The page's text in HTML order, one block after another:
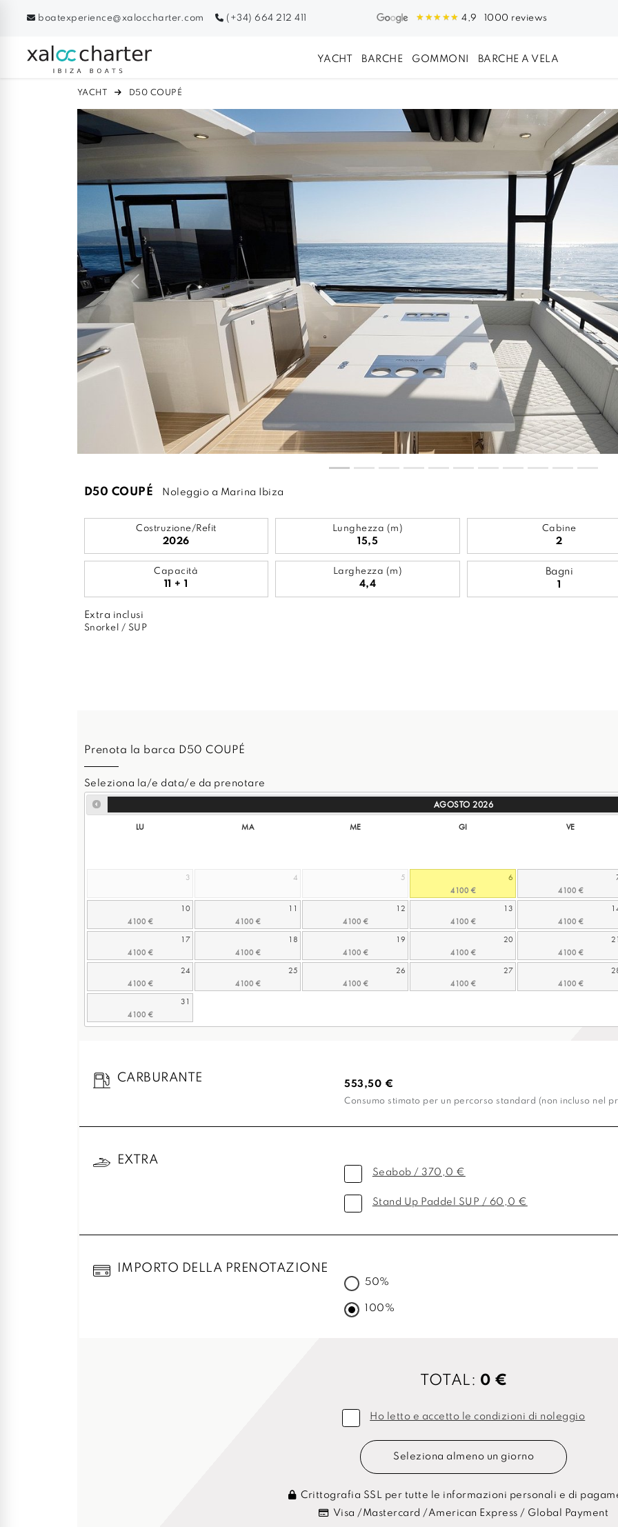
boatexperience@xaloccharter.com (+34) 664 212 411 4,9 1000 reviews
YACHT BARCHE GOMMONI BARCHE A VELA
YACHT D50 COUPÉ
Previous
D50 COUPÉ Noleggio a Marina Ibiza
Costruzione/Refit
2026
Lunghezza (m)
15,5
Cabine
2
Capacità
11 + 1
Larghezza (m)
4,4
Bagni
1
Extra inclusi
Snorkel / SUP
Prenota la barca D50 COUPÉ
Seleziona la/e data/e da prenotare
AGOSTO 2026
LU MA ME GI VE
3 4 5 6
10 11 12 13
17 18 19 20 21
24 25 26 27
31
CARBURANTE 553,50 €
Consumo stimato per un percorso standard (non incluso nel
EXTRA
Seabob / 370,0 €
Stand Up Paddel SUP / 60,0 €
IMPORTO DELLA PRENOTAZIONE
50%
100%
TOTAL: 0 €
Ho letto e accetto le condizioni di noleggio
Seleziona almeno un giorno
Crittografia SSL per tutte le informazioni personali e di
Visa /Mastercard /American Express / Global Payment